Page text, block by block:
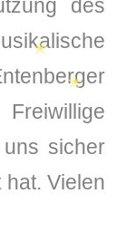
des
sicher
Vielen
✭